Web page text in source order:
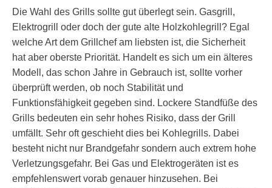
Die Wahl des Grills sollte gut überlegt sein. Gasgrill,
Elektrogrill oder doch der gute alte Holzkohlegrill? Egal
welche Art dem Grillchef am liebsten ist, die Sicherheit
hat aber oberste Priorität. Handelt es sich um ein älteres
Modell, das schon Jahre in Gebrauch ist, sollte vorher
überprüft werden, ob noch Stabilität und
Funktionsfähigkeit gegeben sind. Lockere Standfüße des
Grills bedeuten ein sehr hohes Risiko, dass der Grill
umfällt. Sehr oft geschieht dies bei Kohlegrills. Dabei
besteht nicht nur Brandgefahr sondern auch extrem hohe
Verletzungsgefahr. Bei Gas und Elektrogeräten ist es
empfehlenswert vorab genauer hinzusehen. Bei